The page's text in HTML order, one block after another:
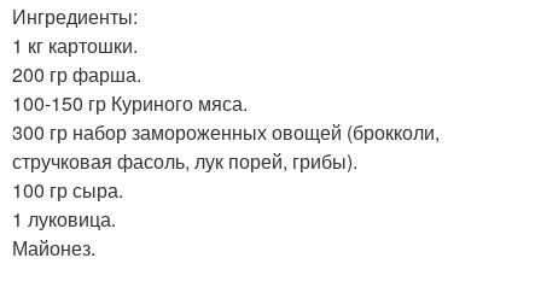
Ингредиенты:
1 кг картошки.
200 гр фарша.
100-150 гр Куриного мяса.
300 гр набор замороженных овощей (брокколи,
стручковая фасоль, лук порей, грибы).
100 гр сыра.
1 луковица.
Майонез.